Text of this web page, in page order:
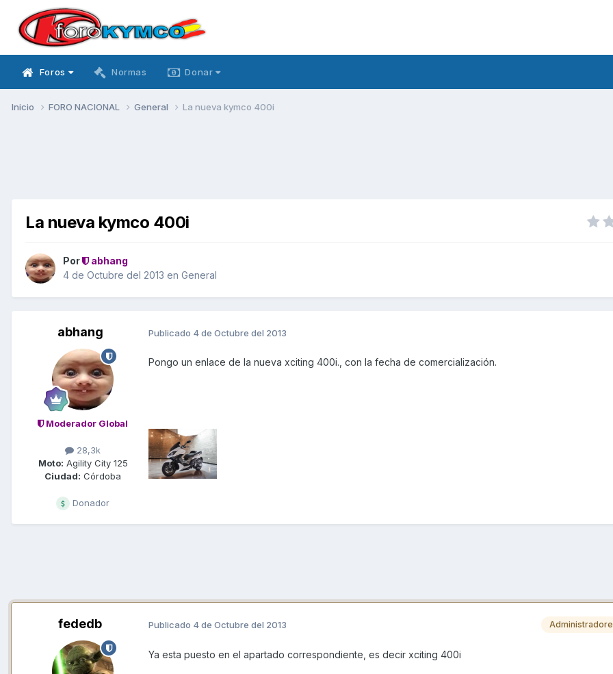
Foros Normas Donar
Inicio FORO NACIONAL General La nueva kymco 400i
La nueva kymco 400i
Por
abhang
4 de Octubre del 2013 en General
abhang
Moderador Global
28,3k
Moto: Agility City 125
Ciudad: Córdoba
Donador
Publicado 4 de Octubre del 2013
Pongo un enlace de la nueva xciting 400i., con la fecha de comercialización.
fededb Publicado 4 de Octubre del 2013
Ya esta puesto en el apartado correspondiente, es decir xciting 400i